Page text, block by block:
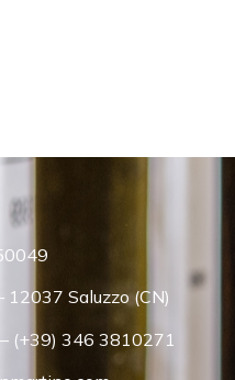
12037 Saluzzo (CN)
(+39) 346 3810271